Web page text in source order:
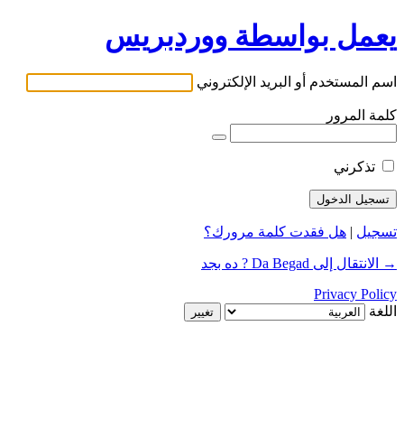
يعمل بواسطة ووردبريس
اسم المستخدم أو البريد الإلكتروني
كلمة المرور
تذكرني
تسجيل | هل فقدت كلمة مرورك؟
→ الانتقال إلى Da Begad ? ده بجد
Privacy Policy
اللغة